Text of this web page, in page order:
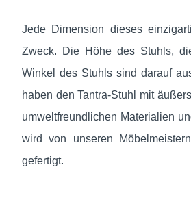
Jede Dimension dieses
Zweck. Die Höhe des Stuhls,
Winkel des Stuhls sind darauf
haben den Tantra-Stuhl mit
umweltfreundlichen Materialien
wird von unseren
gefertigt.